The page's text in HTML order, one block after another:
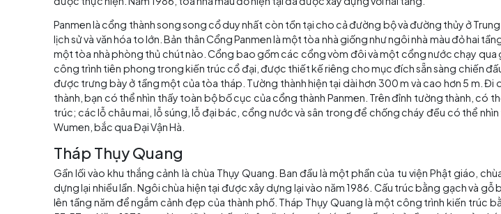
Khám phá Khu danh lam thắng cảnh Pamen
Nét độc đáo của cổng Pamen
Khoảng 2.500 năm trước, một con kênh hào bao quanh Tô Châu và tạo điều
được xây dựng để bảo vệ thành phố, và để bảo vệ lối đi qua kênh đào, một tòa